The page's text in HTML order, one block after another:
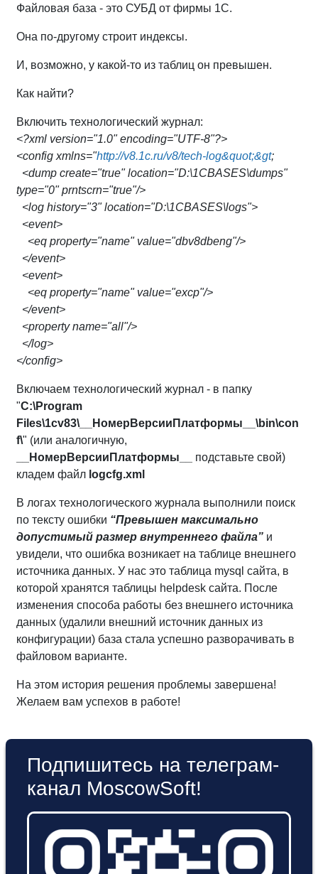
Файловая база - это СУБД от фирмы 1С.
Она по-другому строит индексы.
И, возможно, у какой-то из таблиц он превышен.
Как найти?
Включить технологический журнал:
<?xml version="1.0" encoding="UTF-8"?>
<config xmlns="http://v8.1c.ru/v8/tech-log&quot;&gt;
<dump create="true" location="D:\1CBASES\dumps"
type="0" prntscrn="true"/>
<log history="3" location="D:\1CBASES\logs">
<event>
<eq property="name" value="dbv8dbeng"/>
</event>
<event>
<eq property="name" value="excp"/>
</event>
<property name="all"/>
</log>
</config>
Включаем технологический журнал - в папку
"С:\Program
Files\1cv83\__НомерВерсииПлатформы__\bin\con
f\" (или аналогичную,
__НомерВерсииПлатформы__
подставьте свой)
кладем файл logcfg.xml
В логах технологического журнала выполнили поиск
по тексту ошибки “Превышен максимально
допустимый размер внутреннего файла” и
увидели, что ошибка возникает на таблице внешнего
источника данных. У нас это таблица mysql сайта, в
которой хранятся таблицы helpdesk сайта. После
изменения способа работы без внешнего источника
данных (удалили внешний источник данных из
конфигурации) база стала успешно разворачивать в
файловом варианте.
На этом история решения проблемы завершена!
Желаем вам успехов в работе!
Подпишитесь на телеграм-
канал MoscowSoft!